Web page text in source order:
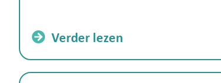
Verder lezen